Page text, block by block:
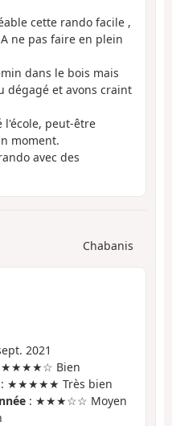
cette rando facile ,
ne pas faire en plein
dans le bois mais
dégagé et avons craint
l'école, peut-être
moment.
avec des
Chabanis
2021
★★★★☆ Bien
: ★★★★★ Très bien
: ★★★☆☆ Moyen